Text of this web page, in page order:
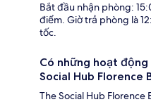
Bắt đầu nhận phòng:
điểm. Giờ trả phòng là
tốc.
Có những hoạt
Social Hub Florence
The Social Hub